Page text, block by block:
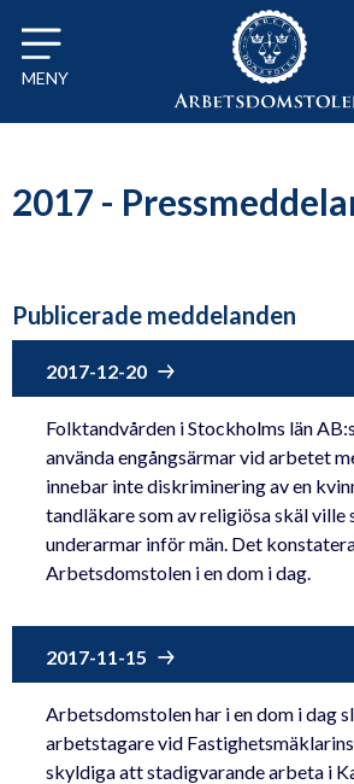
Till innehåll på sidan x
MENY
2017 -
Publicerade meddelanden
2017-12-20
Folktandvården i Stockholms län
använda engångsärmar vid arbetet
innebar inte diskriminering av en
tandläkare som av religiösa skäl ville
underarmar inför män. Det
Arbetsdomstolen i en dom i dag.
2017-11-15
Arbetsdomstolen har i en dom i dag
arbetstagare vid
skyldiga att stadigvarande arbeta i